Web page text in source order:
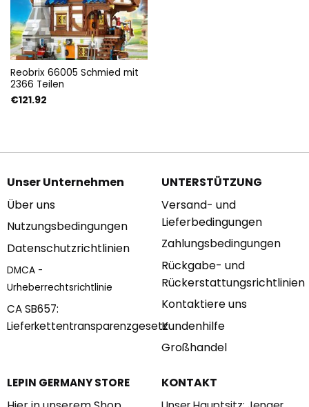
Reobrix 66005 Schmied mit
2366 Teilen
€121.92
Unser Unternehmen
Über uns
Nutzungsbedingungen
Datenschutzrichtlinien
DMCA -
Urheberrechtsrichtlinie
CA SB657:
Lieferkettentransparenzgesetz
UNTERSTÜTZUNG
Versand- und
Lieferbedingungen
Zahlungsbedingungen
Rückgabe- und
Rückerstattungsrichtlinien
Kontaktiere uns
Kundenhilfe
Großhandel
LEPIN GERMANY STORE KONTAKT